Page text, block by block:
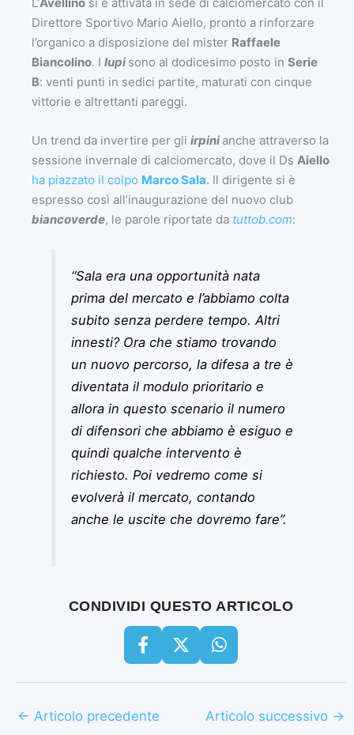
Direttore Sportivo Mario Aiello, pronto a rinforzare
l’organico a disposizione del mister Raffaele
Biancolino. I lupi sono al dodicesimo posto in Serie
B: venti punti in sedici partite, maturati con cinque
vittorie e altrettanti pareggi.
Un trend da invertire per gli irpini anche attraverso la
sessione invernale di calciomercato, dove il Ds Aiello
ha piazzato il colpo Marco Sala. Il dirigente si è
espresso così all’inaugurazione del nuovo club
biancoverde, le parole riportate da tuttob.com:
“Sala era una opportunità nata
prima del mercato e l’abbiamo colta
subito senza perdere tempo. Altri
innesti? Ora che stiamo trovando
un nuovo percorso, la difesa a tre è
diventata il modulo prioritario e
allora in questo scenario il numero
di difensori che abbiamo è esiguo e
quindi qualche intervento è
richiesto. Poi vedremo come si
evolverà il mercato, contando
anche le uscite che dovremo fare”.
CONDIVIDI QUESTO ARTICOLO
← Articolo precedente Articolo successivo →